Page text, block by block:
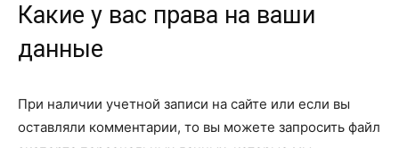
Какие у вас права на ваши
данные
При наличии учетной записи на сайте или если вы
оставляли комментарии, то вы можете запросить файл